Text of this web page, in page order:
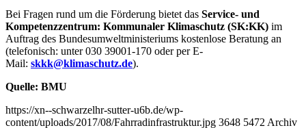
Bei Fragen rund um die Förderung bietet das Service- und
Kompetenzzentrum: Kommunaler Klimaschutz (SK:KK) im
Auftrag des Bundesumweltministeriums kostenlose Beratung an
(telefonisch: unter 030 39001-170 oder per E-
Mail: skkk@klimaschutz.de).
Quelle: BMU
https://xn--schwarzelhr-sutter-u6b.de/wp-
content/uploads/2017/08/Fahrradinfrastruktur.jpg 3648 5472Archiv